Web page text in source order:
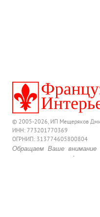
© 2005-2026, ИП Мещеряков
ИНН: 773201770369
ОГРНИП: 313774605800804
Обращаем Ваше
исключительно